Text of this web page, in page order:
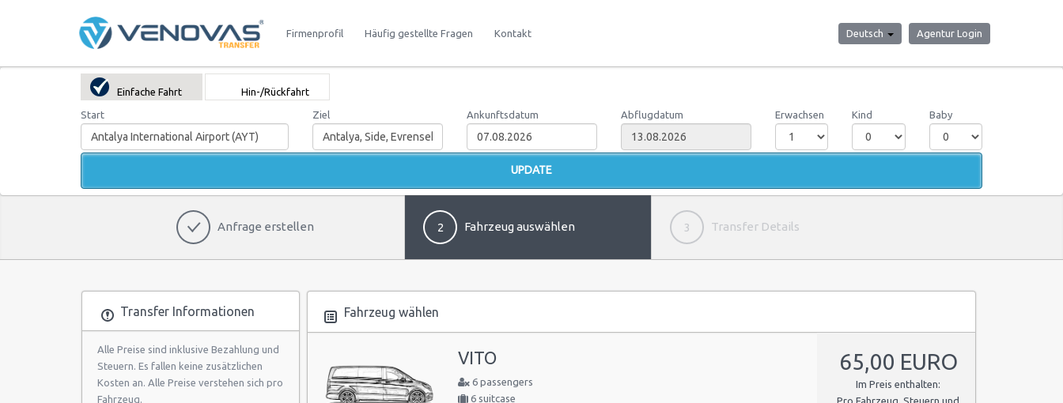
Firmenprofil Häufig gestellte Fragen Kontakt Agentur Login
Deutsch
Einfache Fahrt Hin-/Rückfahrt
Start Ziel Ankunftsdatum Abflugdatum Erwachsen Kind Baby
Anfrage erstellen 2 Fahrzeug auswählen 3 Transfer Details
Transfer Informationen
Alle Preise sind inklusive Bezahlung und
Steuern. Es fallen keine zusätzlichen
Kosten an. Alle Preise verstehen sich pro
Fahrzeug.
Fahrzeug wählen
VITO
6 passengers
6 suitcase
65,00 EURO
Im Preis enthalten:
Pro Fahrzeug, Steuern und